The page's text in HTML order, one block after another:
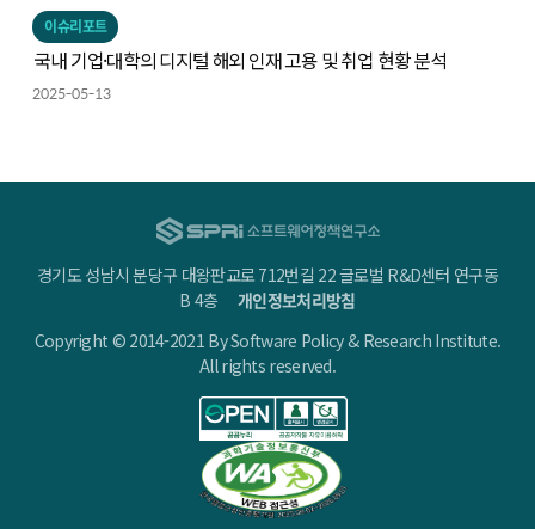
이슈리포트
국내 기업·대학의 디지털 해외 인재 고용 및 취업 현황 분석
2025-05-13
경기도 성남시 분당구 대왕판교로 712번길 22 글로벌 R&D센터 연구동
B 4층개인정보처리방침
Copyright © 2014-2021 By Software Policy & Research Institute.
All rights reserved.